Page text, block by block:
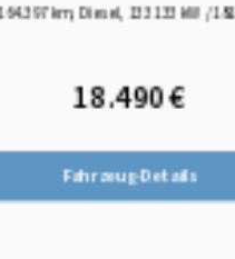
133 kW / 181 PS,